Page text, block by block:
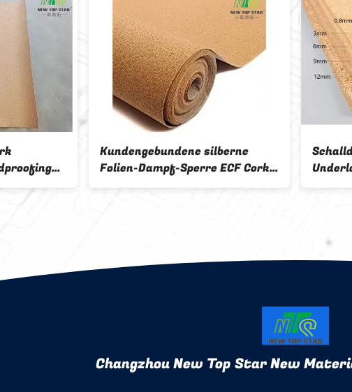
12mm Eco Cork Underlayment
Floor Sheets 220kg/cbm Super
dick
Changzhou New Top Star New